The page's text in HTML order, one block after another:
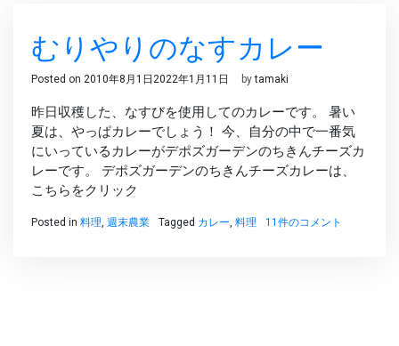
むりやりのなすカレー
Posted on 2010年8月1日 2022年1月11日 bytamaki
昨日収穫した、なすびを使用してのカレーです。 暑い
夏は、やっぱカレーでしょう！ 今、自分の中で一番気
にいっているカレーがデポズガーデンのちきんチーズカ
レーです。 デポズガーデンのちきんチーズカレーは、
こちらをクリック
Posted in 料理, 週末農業 Tagged カレー, 料理
む
11件のコメント